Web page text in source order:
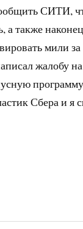
СИТИ,
а также
мили за
жалобу
Сбера и я